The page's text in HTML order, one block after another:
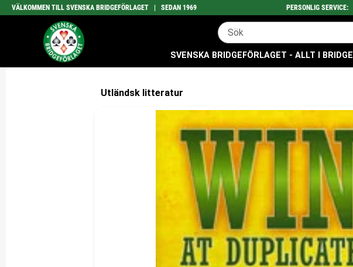
VÄLKOMMEN TILL SVENSKA BRIDGEFÖRLAGET | SEDAN 1969 PERSONLIG SERVICE:
SVENSKA BRIDGEFÖRLAGET - ALLT I BRIDGE
Utländsk litteratur